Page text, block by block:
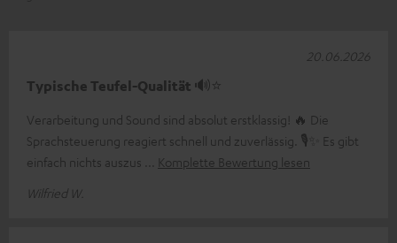
Typische Teufel-Qualität 🔊⭐
Verarbeitung und Sound sind absolut erstklassig! 🔥 Die
Sprachsteuerung reagiert schnell und zuverlässig. 🎙️✨ Es gibt
einfach nichts auszus
Komplette Bewertung lesen
Wilfried W.
20.06.2026